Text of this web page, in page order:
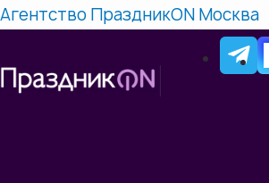
Агентство ПраздникON Москва